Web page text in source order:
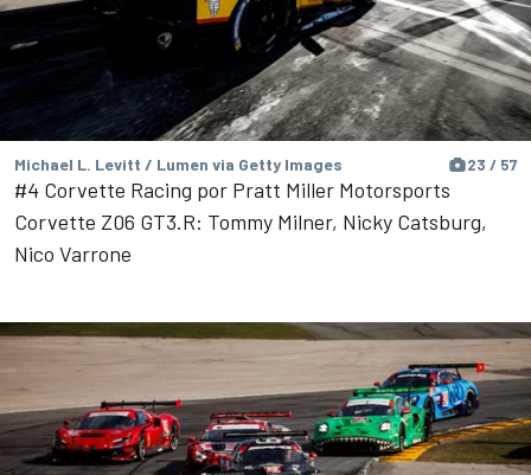
Michael L. Levitt / Lumen via Getty Images 23 / 57
#4 Corvette Racing por Pratt Miller Motorsports
Corvette Z06 GT3.R: Tommy Milner, Nicky Catsburg,
Nico Varrone